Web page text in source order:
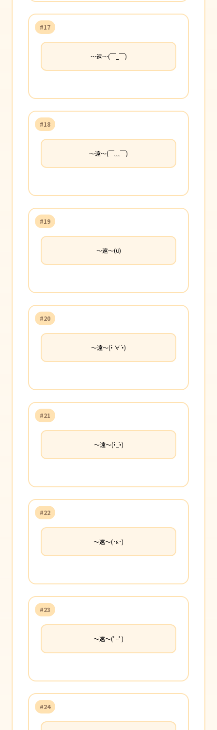
#17
〜遠〜(￣_￣)
#18
〜遠〜(￣﹏￣)
#19
〜遠〜(ϋ)
#20
〜遠〜(•́ ∀ •̀)
#21
〜遠〜(•́_•̀)
#22
〜遠〜(･ε･)
#23
〜遠〜(ﾟｰﾟ)
#24